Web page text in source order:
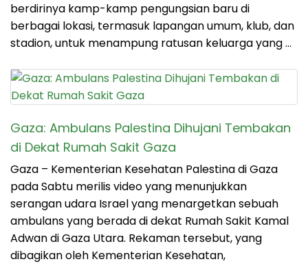
berdirinya kamp-kamp pengungsian baru di
berbagai lokasi, termasuk lapangan umum, klub, dan
stadion, untuk menampung ratusan keluarga yang …
Gaza: Ambulans Palestina Dihujani Tembakan
di Dekat Rumah Sakit Gaza
Gaza – Kementerian Kesehatan Palestina di Gaza
pada Sabtu merilis video yang menunjukkan
serangan udara Israel yang menargetkan sebuah
ambulans yang berada di dekat Rumah Sakit Kamal
Adwan di Gaza Utara. Rekaman tersebut, yang
dibagikan oleh Kementerian Kesehatan,